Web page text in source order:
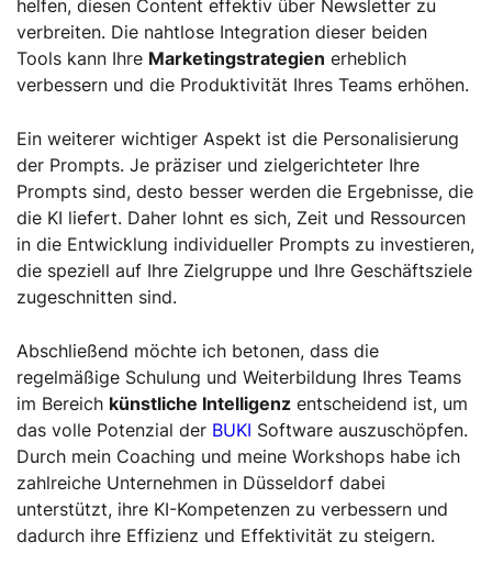
helfen, diesen Content effektiv über Newsletter zu
verbreiten. Die nahtlose Integration dieser beiden
Tools kann Ihre Marketingstrategien erheblich
verbessern und die Produktivität Ihres Teams erhöhen.
Ein weiterer wichtiger Aspekt ist die Personalisierung
der Prompts. Je präziser und zielgerichteter Ihre
Prompts sind, desto besser werden die Ergebnisse, die
die KI liefert. Daher lohnt es sich, Zeit und Ressourcen
in die Entwicklung individueller Prompts zu investieren,
die speziell auf Ihre Zielgruppe und Ihre Geschäftsziele
zugeschnitten sind.
Abschließend möchte ich betonen, dass die
regelmäßige Schulung und Weiterbildung Ihres Teams
im Bereich künstliche Intelligenz entscheidend ist, um
das volle Potenzial der BUKI Software auszuschöpfen.
Durch mein Coaching und meine Workshops habe ich
zahlreiche Unternehmen in Düsseldorf dabei
unterstützt, ihre KI-Kompetenzen zu verbessern und
dadurch ihre Effizienz und Effektivität zu steigern.